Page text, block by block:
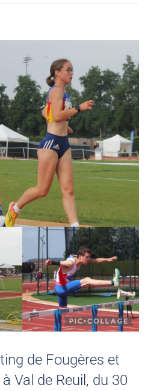
de Fougères et
Val de Reuil, du 30